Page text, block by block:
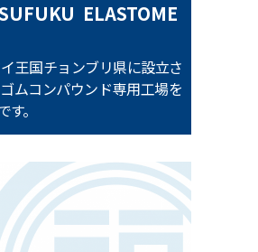
ELASTOME
王国チョンブリ県に設立さ
ムコンパウンド専用工場を
。